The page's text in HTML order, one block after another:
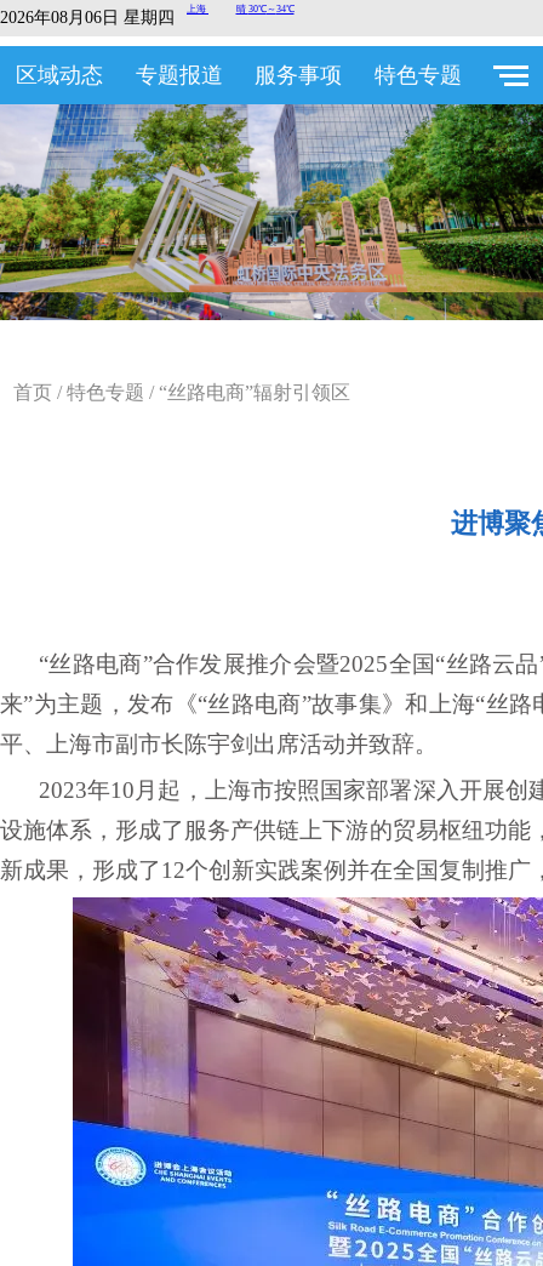
2026年08月06日 星期四
区域动态 专题报道 服务事项 特色专题
首页 /特色专题 / “丝路电商”辐射引领区
进博聚
“丝路电商”合作发展推介会暨2025全国“丝路云
来”为主题，发布《“丝路电商”故事集》和上海“丝
平、上海市副市长陈宇剑出席活动并致辞。
2023年10月起，上海市按照国家部署深入开展
设施体系，形成了服务产供链上下游的贸易枢纽功
新成果，形成了12个创新实践案例并在全国复制推